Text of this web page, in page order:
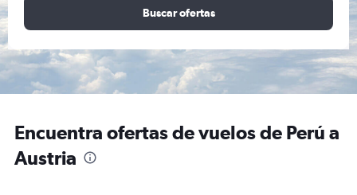
Buscar ofertas
Encuentra ofertas de vuelos de Perú a
Austria